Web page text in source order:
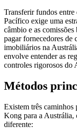
Transferir fundos
Pacífico exige uma
câmbio e as
pagar fornecedores
imobiliários na
envolve entender as
controles rigorosos
Métodos
Existem três
Kong para a Austrália,
diferente: